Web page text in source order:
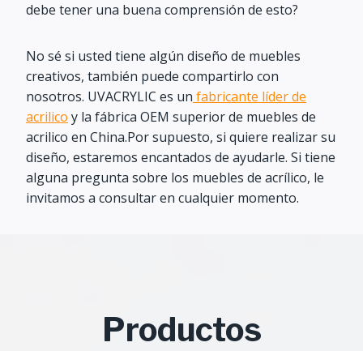
debe tener una buena comprensión de esto?
No sé si usted tiene algún diseño de muebles
creativos, también puede compartirlo con
nosotros. UVACRYLIC es un fabricante líder de
acrilico y la fábrica OEM superior de muebles de
acrilico en China.Por supuesto, si quiere realizar su
diseño, estaremos encantados de ayudarle. Si tiene
alguna pregunta sobre los muebles de acrílico, le
invitamos a consultar en cualquier momento.
Productos